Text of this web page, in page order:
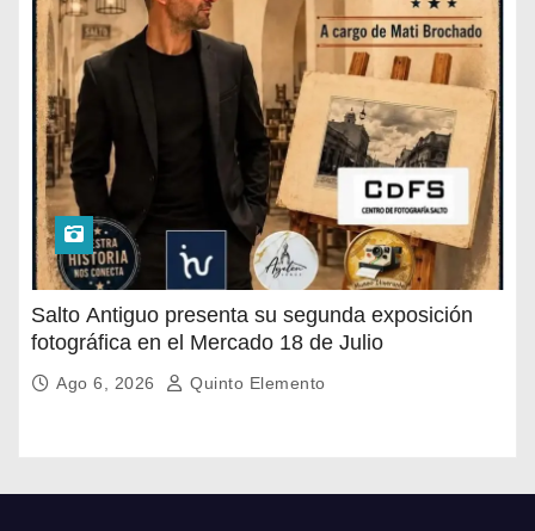
Salto Antiguo presenta su segunda exposición
fotográfica en el Mercado 18 de Julio
Ago 6, 2026 Quinto Elemento